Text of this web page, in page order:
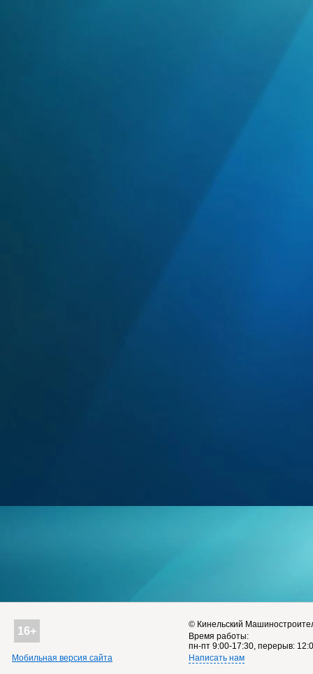
16+
Мобильная версия сайта
© Кинельский
Время работы:
пн-пт 9:00-17:30, перерыв:
Написать нам